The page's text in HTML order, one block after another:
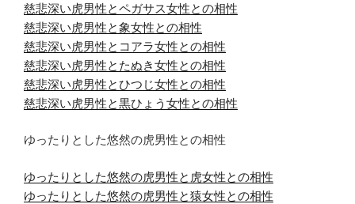
慈悲深い虎男性とペガサス女性との相性
慈悲深い虎男性と象女性との相性
慈悲深い虎男性とコアラ女性との相性
慈悲深い虎男性とたぬき女性との相性
慈悲深い虎男性とひつじ女性との相性
慈悲深い虎男性と黒ひょう女性との相性
ゆったりとした悠然の虎男性との相性
ゆったりとした悠然の虎男性と虎女性との相性
ゆったりとした悠然の虎男性と猿女性との相性